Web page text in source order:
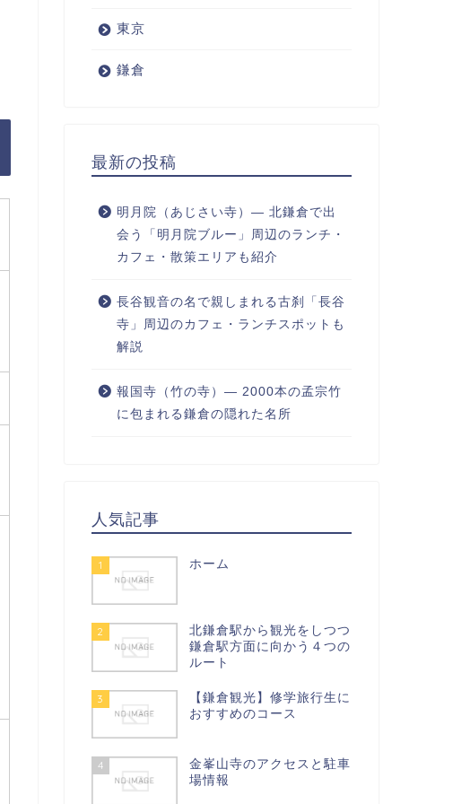
東京
鎌倉
最新の投稿
明月院（あじさい寺）― 北鎌倉で出
会う「明月院ブルー」周辺のランチ・
カフェ・散策エリアも紹介
長谷観音の名で親しまれる古刹「長谷
寺」周辺のカフェ・ランチスポットも
解説
報国寺（竹の寺）― 2000本の孟宗竹
に包まれる鎌倉の隠れた名所
人気記事
1 ホーム
2
北鎌倉駅から観光をしつつ
鎌倉駅方面に向かう４つの
ルート
3
【鎌倉観光】修学旅行生に
おすすめのコース
4
金峯山寺のアクセスと駐車
場情報